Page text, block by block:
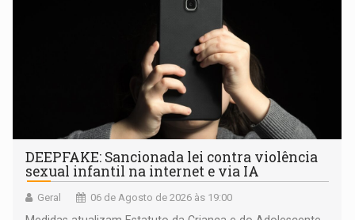
DEEPFAKE: Sancionada lei contra violência
sexual infantil na internet e via IA
Geral 06 de Agosto de 2026 às 19:00